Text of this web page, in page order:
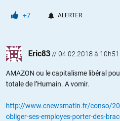
+7 ALERTER
Eric83 // 04.02.2018 à 10h51
AMAZON ou le capitalisme libéral
totale de l’Humain. A vomir.
http://www.cnewsmatin.fr/conso/
obliger-ses-employes-porter-des-